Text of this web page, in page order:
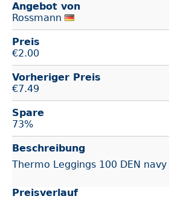
Angebot von
Rossmann
Preis
€2.00
Vorheriger Preis
€7.49
Spare
73%
Beschreibung
Thermo Leggings 100 DEN
Preisverlauf